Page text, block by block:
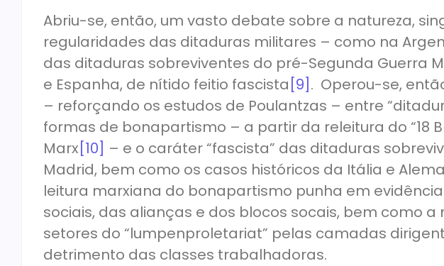
Abriu-se, então, um vasto debate sobre a natureza,
regularidades das ditaduras militares – como na
das ditaduras sobreviventes do pré-Segunda Guerra
e Espanha, de nítido feitio fascista [9] . Operou-se,
– reforçando os estudos de Poulantzas – entre
formas de bonapartismo – a partir da releitura do “18
Marx [10] – e o caráter “fascista” das ditaduras
Madrid, bem como os casos históricos da Itália e
leitura marxiana do bonapartismo punha em
sociais, das alianças e dos blocos socais, bem como
setores do “lumpenproletariat” pelas camadas
detrimento das classes trabalhadoras.